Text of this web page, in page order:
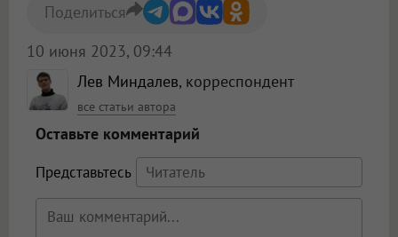
Лев Миндалев, корреспондент
все статьи автора
10 июня 2023, 09:44
Поделиться
Оставьте комментарий
Представьтесь